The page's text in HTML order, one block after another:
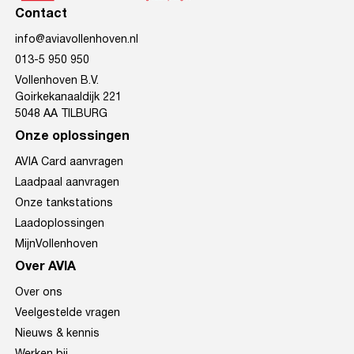
Contact
info@aviavollenhoven.nl
013-5 950 950
Vollenhoven B.V.
Goirkekanaaldijk 221
5048 AA TILBURG
Onze oplossingen
AVIA Card aanvragen
Laadpaal aanvragen
Onze tankstations
Laadoplossingen
MijnVollenhoven
Over AVIA
Over ons
Veelgestelde vragen
Nieuws & kennis